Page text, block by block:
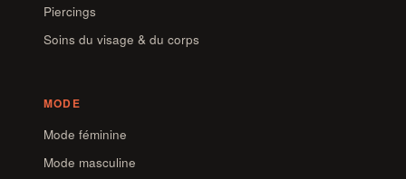
Piercings
Soins du visage & du corps
MODE
Mode féminine
Mode masculine